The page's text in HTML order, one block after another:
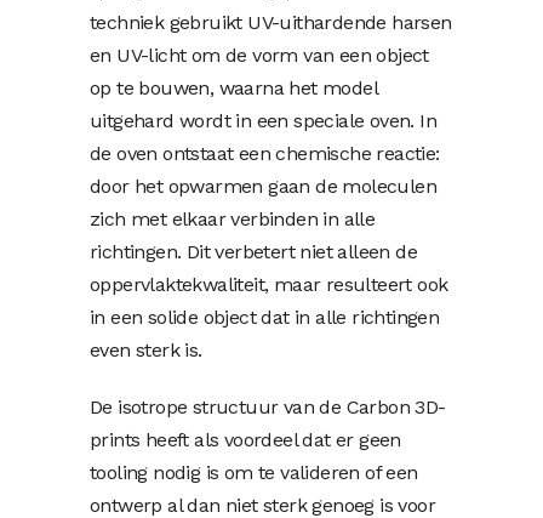
techniek gebruikt UV-uithardende harsen
en UV-licht om de vorm van een object
op te bouwen, waarna het model
uitgehard wordt in een speciale oven. In
de oven ontstaat een chemische reactie:
door het opwarmen gaan de moleculen
zich met elkaar verbinden in alle
richtingen. Dit verbetert niet alleen de
oppervlaktekwaliteit, maar resulteert ook
in een solide object dat in alle richtingen
even sterk is.
De isotrope structuur van de Carbon 3D-
prints heeft als voordeel dat er geen
tooling nodig is om te valideren of een
ontwerp al dan niet sterk genoeg is voor